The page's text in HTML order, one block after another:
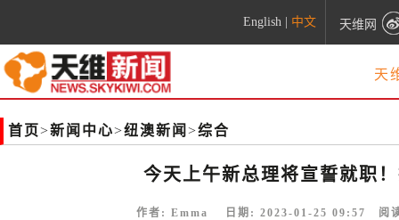
English 中文 天维网
天
首页>新闻中心>纽澳新闻 >综合
今天上午新总理将宣誓就职
作者: Emma 日期: 2023-01-25 09:57 阅